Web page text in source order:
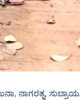
ನಾಗರತ್ನ,